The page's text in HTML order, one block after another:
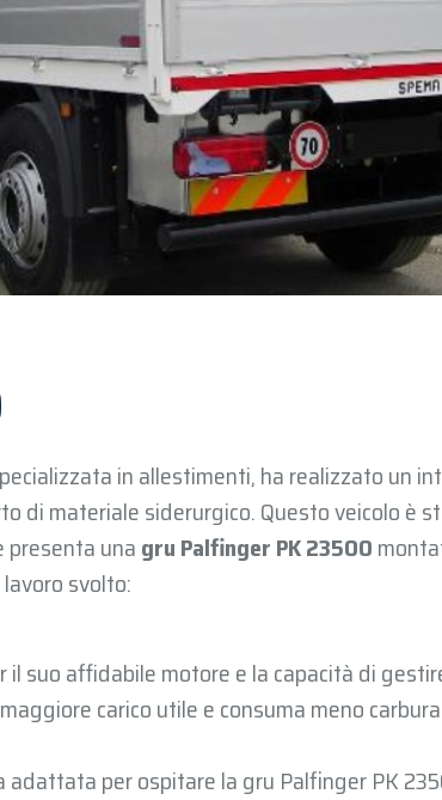
in allestimenti, ha realizzato un
di materiale siderurgico. Questo veicolo è
presenta unagru Palfinger PK 23500
svolto:
il suo affidabile motore e la capacità di
carico utile e consuma meno
per ospitare la gru Palfinger PK